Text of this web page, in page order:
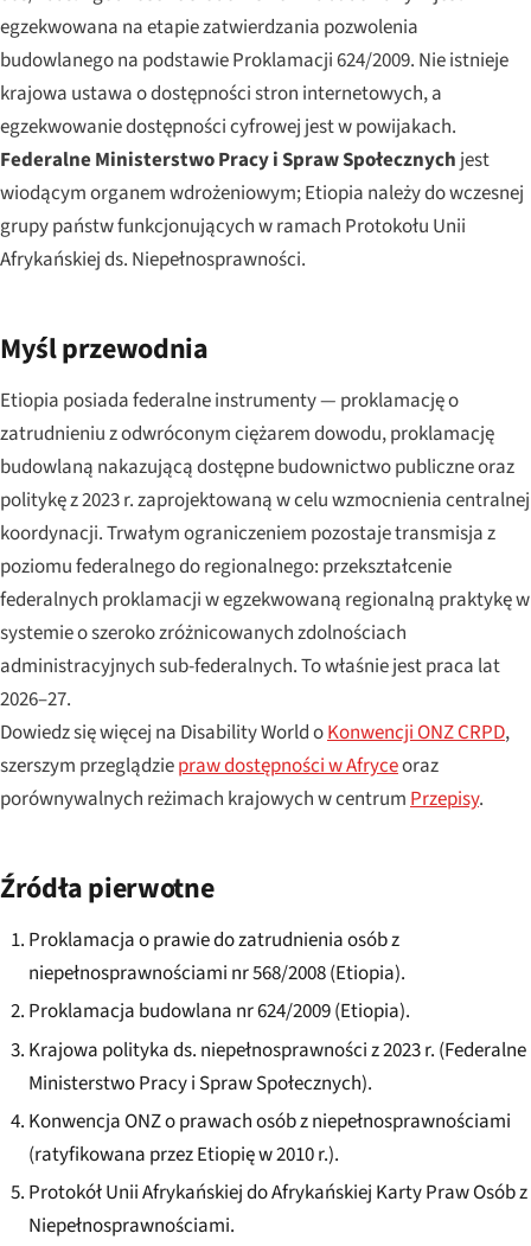
egzekwowana na etapie zatwierdzania pozwolenia
budowlanego na podstawie Proklamacji 624/2009. Nie istnieje
krajowa ustawa o dostępności stron internetowych, a
egzekwowanie dostępności cyfrowej jest w powijakach.
Federalne Ministerstwo Pracy i Spraw Społecznych jest
wiodącym organem wdrożeniowym; Etiopia należy do wczesnej
grupy państw funkcjonujących w ramach Protokołu Unii
Afrykańskiej ds. Niepełnosprawności.
Myśl przewodnia
Etiopia posiada federalne instrumenty — proklamację o
zatrudnieniu z odwróconym ciężarem dowodu, proklamację
budowlaną nakazującą dostępne budownictwo publiczne oraz
politykę z 2023 r. zaprojektowaną w celu wzmocnienia centralnej
koordynacji. Trwałym ograniczeniem pozostaje transmisja z
poziomu federalnego do regionalnego: przekształcenie
federalnych proklamacji w egzekwowaną regionalną praktykę w
systemie o szeroko zróżnicowanych zdolnościach
administracyjnych sub-federalnych. To właśnie jest praca lat
2026–27.
Dowiedz się więcej na Disability World oKonwencji ONZ CRPD,
szerszym przeglądziepraw dostępności w Afryceoraz
porównywalnych reżimach krajowych w centrumPrzepisy.
Źródła pierwotne
Proklamacja o prawie do zatrudnienia osób z
niepełnosprawnościami nr 568/2008 (Etiopia).
Proklamacja budowlana nr 624/2009 (Etiopia).
Krajowa polityka ds. niepełnosprawności z 2023 r. (Federalne
Ministerstwo Pracy i Spraw Społecznych).
Konwencja ONZ o prawach osób z niepełnosprawnościami
(ratyfikowana przez Etiopię w 2010 r.).
Protokół Unii Afrykańskiej do Afrykańskiej Karty Praw Osób z
Niepełnosprawnościami.